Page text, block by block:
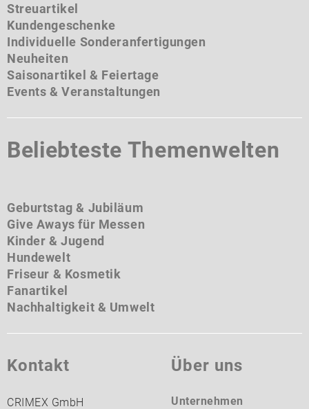
Streuartikel
Kundengeschenke
Individuelle Sonderanfertigungen
Neuheiten
Saisonartikel & Feiertage
Events & Veranstaltungen
Beliebteste Themenwelten
Geburtstag & Jubiläum
Give Aways für Messen
Kinder & Jugend
Hundewelt
Friseur & Kosmetik
Fanartikel
Nachhaltigkeit & Umwelt
Kontakt
CRIMEX GmbH
Über uns
Unternehmen